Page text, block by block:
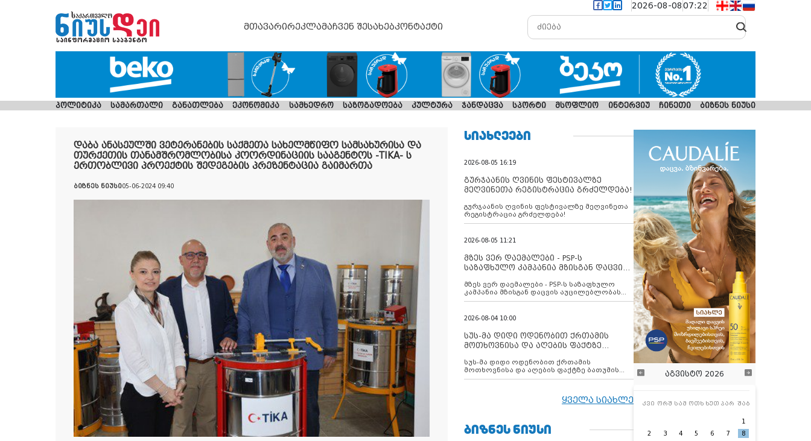
2026-08-0807:22
მთავარირეკლამაჩვენ შესახებკონტაქტი
პოლიტიკა სამართალი განათლება ეკონომიკა სამხედრო საზოგადოება კულტურა ჯანდაცვა სპორტი მსოფლიო ინტერვიუ ჩინეთი ბიზნეს ნიუსი
დაბა ანასეულში ვეტერანების საქმეთა სახელმწიფო სამსახურისა და
თურქეთის თანამშრომლობისა კოორდინაციის სააგენტოს -TIKA- ს
ერთობლივი პროექტის შედეგების პრეზენტაცია გაიმართა
ბიზნეს ნიუსი05-06-2024 09:40
ᲡᲘᲐᲮᲚᲔᲔᲑᲘ
2026-08-05 16:19
გურჯაანის ღვინის ფესტივალზე
მეღვინეთა რეგისტრაცია გრძელდება!
გურჯაანის ღვინის ფესტივალზე მეღვინეთა
რეგისტრაცია გრძელდება!
2026-08-05 11:21
მზეს ვერ დაემალები - PSP-ს
საზაფხულო კამპანია მზისგან დაცვის
მზეს ვერ დაემალები - PSP-ს საზაფხულო
კამპანია მზისგან დაცვის აუცილებლობას
გვახსენებს
2026-08-04 10:00
სუს-მა დიდი ოდენობით ქრთამის
მოთხოვნისა და აღების ფაქტზე
დააკავა
სუს-მა დიდი ოდენობით ქრთამის
მოთხოვნისა და აღების ფაქტზე ბათუმის
მერიის თანამშრომელი დააკავა
ყველა სიახლე
ᲑᲘᲖᲜᲔᲡ ᲜᲘᲣᲡᲘ
აგვისტო 2026
კვი ორშ სამ ოთხ ხუთ პარ შაბ
1
2
3 4 5 6 7
8